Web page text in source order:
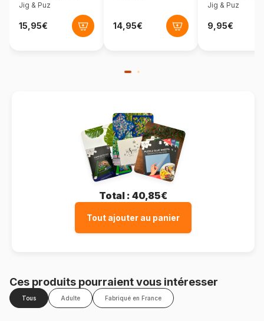
pièces
Jig & Puz Jig & Puz
Total : 40,85€
Tout ajouter au panier
Ces produits pourraient vous intéresser
Tous Adulte Fabriqué en France